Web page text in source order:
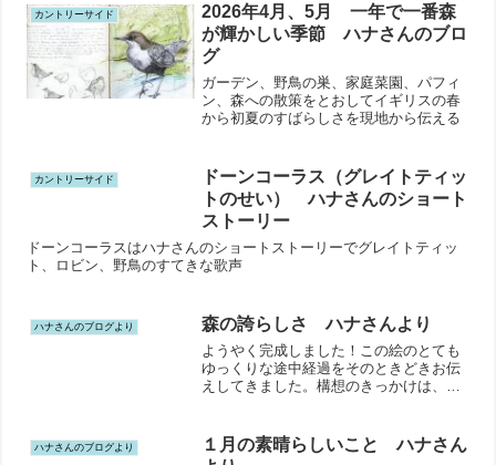
カントリーサイド
2026年4月、5月 一年で一番森
が輝かしい季節 ハナさんのブロ
グ
ガーデン、野鳥の巣、家庭菜園、パフィ
ン、森への散策をとおしてイギリスの春
から初夏のすばらしさを現地から伝える
カントリーサイド
ドーンコーラス（グレイトティッ
トのせい） ハナさんのショート
ストーリー
ドーンコーラスはハナさんのショートストーリーでグレイトティッ
ト、ロビン、野鳥のすてきな歌声
ハナさんのブログより 森の誇らしさ ハナさんより
ようやく完成しました！この絵のとても
ゆっくりな途中経過をそのときどきお伝
えしてきました。構想のきっかけは、２
て描きあげることができました。この絵
を描き終えるまでの過程、...
ハナさんのブログより
１月の素晴らしいこと ハナさん